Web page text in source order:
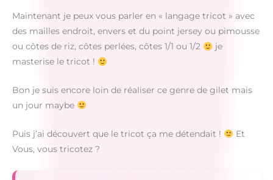
Maintenant je peux vous parler en « langage tricot » avec
des mailles endroit, envers et du point jersey ou pimousse
ou côtes de riz, côtes perlées, côtes 1/1 ou 1/2
je
masterise le tricot !
Bon je suis encore loin de réaliser ce genre de gilet mais
un jour maybe
Puis j’ai découvert que le tricot ça me détendait !
Et
Vous, vous tricotez ?